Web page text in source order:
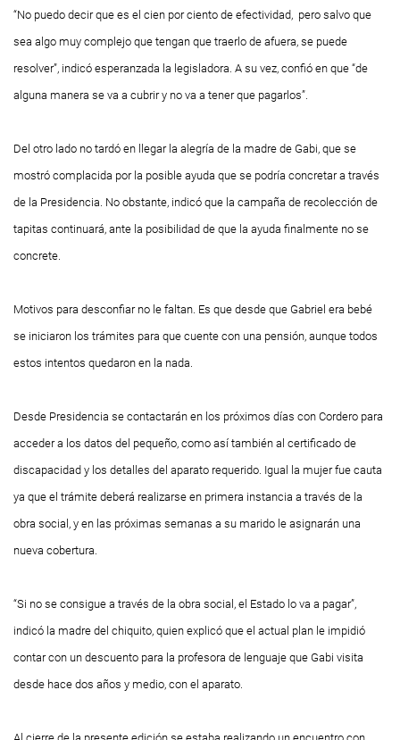
“No puedo decir que es el cien por ciento de efectividad, pero salvo que
sea algo muy complejo que tengan que traerlo de afuera, se puede
resolver”, indicó esperanzada la legisladora. A su vez, confió en que “de
alguna manera se va a cubrir y no va a tener que pagarlos”.
Del otro lado no tardó en llegar la alegría de la madre de Gabi, que se
mostró complacida por la posible ayuda que se podría concretar a través
de la Presidencia. No obstante, indicó que la campaña de recolección de
tapitas continuará, ante la posibilidad de que la ayuda finalmente no se
concrete.
Motivos para desconfiar no le faltan. Es que desde que Gabriel era bebé
se iniciaron los trámites para que cuente con una pensión, aunque todos
estos intentos quedaron en la nada.
Desde Presidencia se contactarán en los próximos días con Cordero para
acceder a los datos del pequeño, como así también al certificado de
discapacidad y los detalles del aparato requerido. Igual la mujer fue cauta
ya que el trámite deberá realizarse en primera instancia a través de la
obra social, y en las próximas semanas a su marido le asignarán una
nueva cobertura.
“Si no se consigue a través de la obra social, el Estado lo va a pagar”,
indicó la madre del chiquito, quien explicó que el actual plan le impidió
contar con un descuento para la profesora de lenguaje que Gabi visita
desde hace dos años y medio, con el aparato.